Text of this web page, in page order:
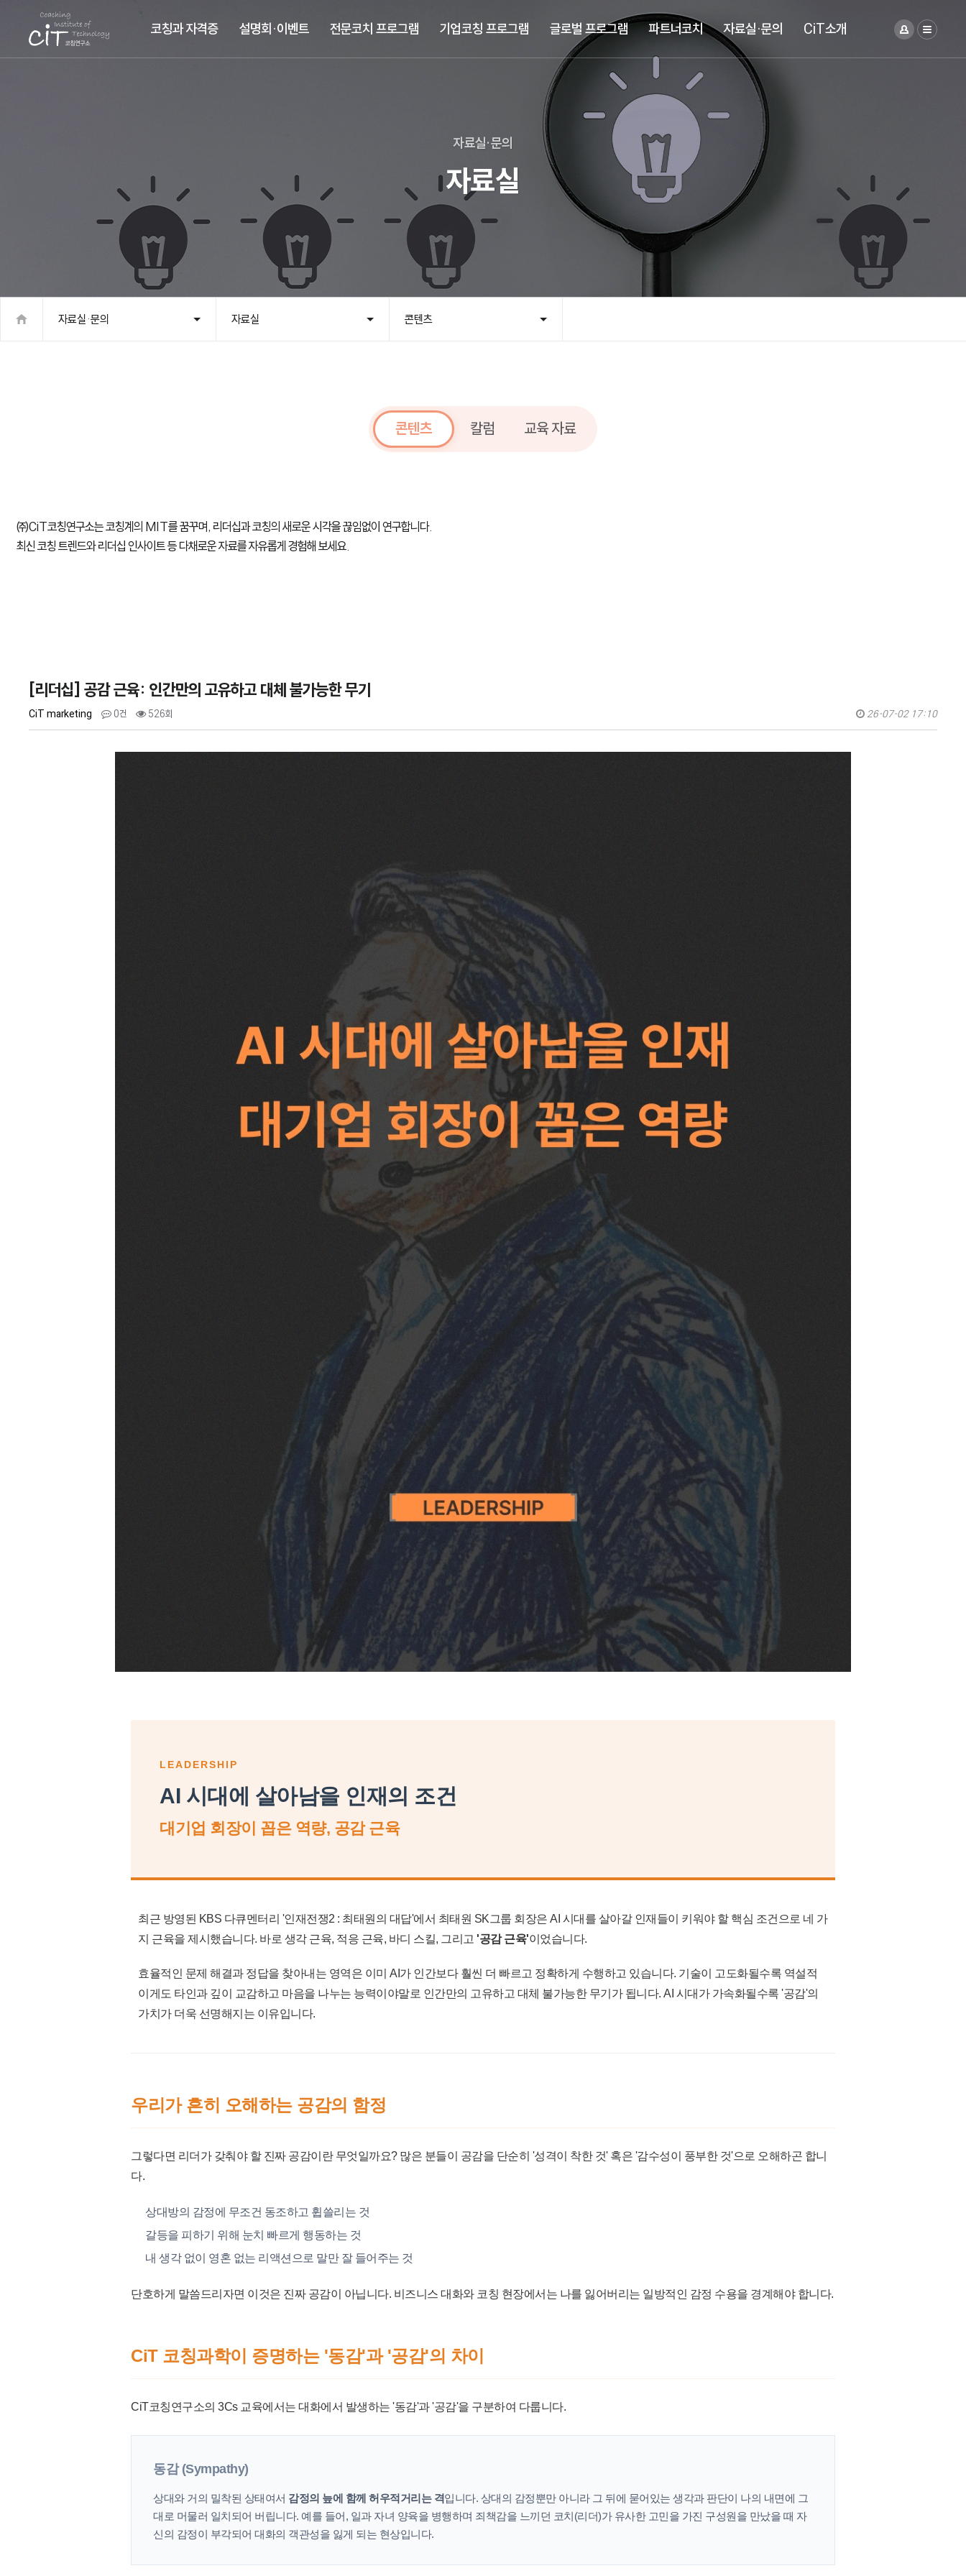
코칭과 자격증 설명회·이벤트 전문코치 프로그램 기업코칭 프로그램 글로벌 프로그램 파트너코치 자료실·문의 CiT소개
자료실·문의
자료실
자료실·문의 자료실 콘텐츠
콘텐츠 칼럼 교육 자료
㈜CiT코칭연구소는 코칭계의 MIT를 꿈꾸며, 리더십과 코칭의 새로운 시각을 끊임없이 연구합니다.
최신 코칭 트렌드와 리더십 인사이트 등 다채로운 자료를 자유롭게 경험해 보세요.
[리더십] 공감 근육: 인간만의 고유하고 대체 불가능한 무기
CiT marketing 0건 526회 26-07-02 17:10
LEADERSHIP
AI 시대에 살아남을 인재의 조건
대기업 회장이 꼽은 역량, 공감 근육
최근 방영된 KBS 다큐멘터리 '인재전쟁2 : 최태원의 대답'에서 최태원 SK그룹 회장은 AI 시대를 살아갈 인재들이 키워야 할 핵심 조건으로 네 가
지 근육을 제시했습니다. 바로 생각 근육, 적응 근육, 바디 스킬, 그리고 '공감 근육'이었습니다.
효율적인 문제 해결과 정답을 찾아내는 영역은 이미 AI가 인간보다 훨씬 더 빠르고 정확하게 수행하고 있습니다. 기술이 고도화될수록 역설적
이게도 타인과 깊이 교감하고 마음을 나누는 능력이야말로 인간만의 고유하고 대체 불가능한 무기가 됩니다. AI 시대가 가속화될수록 '공감'의
가치가 더욱 선명해지는 이유입니다.
우리가 흔히 오해하는 공감의 함정
그렇다면 리더가 갖춰야 할 진짜 공감이란 무엇일까요? 많은 분들이 공감을 단순히 '성격이 착한 것' 혹은 '감수성이 풍부한 것'으로 오해하곤 합니
다.
상대방의 감정에 무조건 동조하고 휩쓸리는 것
갈등을 피하기 위해 눈치 빠르게 행동하는 것
내 생각 없이 영혼 없는 리액션으로 말만 잘 들어주는 것
단호하게 말씀드리자면 이것은 진짜 공감이 아닙니다. 비즈니스 대화와 코칭 현장에서는 나를 잃어버리는 일방적인 감정 수용을 경계해야 합니다.
CiT 코칭과학이 증명하는 '동감'과 '공감'의 차이
CiT코칭연구소의 3Cs 교육에서는 대화에서 발생하는 '동감'과 '공감'을 구분하여 다룹니다.
동감 (Sympathy)
상대와 거의 밀착된 상태여서 감정의 늪에 함께 허우적거리는 격입니다. 상대의 감정뿐만 아니라 그 뒤에 묻어있는 생각과 판단이 나의 내면에 그
대로 머물러 일치되어 버립니다. 예를 들어, 일과 자녀 양육을 병행하며 죄책감을 느끼던 코치(리더)가 유사한 고민을 가진 구성원을 만났을 때 자
신의 감정이 부각되어 대화의 객관성을 잃게 되는 현상입니다.